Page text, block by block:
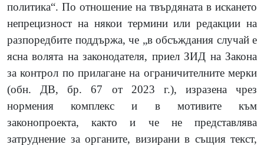
политика“. По отношение на твърдяната в искането
непрецизност на някои термини или редакции на
разпоредбите поддържа, че „в обсъждания случай е
ясна волята на законодателя, приел ЗИД на Закона
за контрол по прилагане на ограничителните мерки
(обн. ДВ, бр. 67 от 2023 г.), изразена чрез
нормения комплекс и в мотивите към
законопроекта, както и че не представлява
затруднение за органите, визирани в същия текст,